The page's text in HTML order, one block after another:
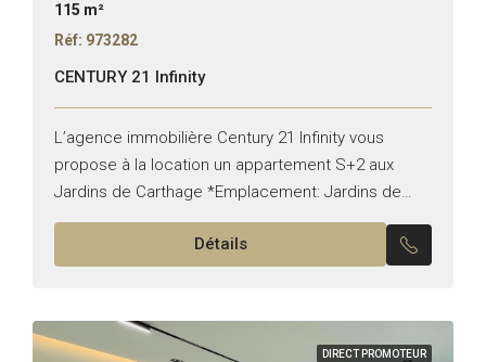
115 m²
Réf: 973282
CENTURY 21 Infinity
L’agence immobilière Century 21 Infinity vous
propose à la location un appartement S+2 aux
Jardins de Carthage *Emplacement: Jardins de
Carthage *Typologie: S+2 *État: vide Il est
composé de: -Un salon, une...
Détails
DIRECT PROMOTEUR